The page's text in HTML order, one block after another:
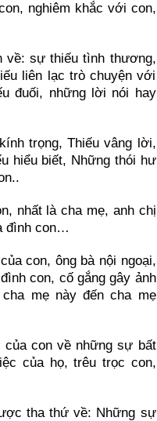
nghiêm khắc với con,
về: sự thiếu tình thương,
liên lạc trò chuyện với
đuối, những lời nói hay
trọng, Thiếu vâng lời,
hiểu biết, Những thói hư
nhất là cha mẹ, anh chị
đình con…
con, ông bà nội ngoại,
con, cố gắng gây ảnh
mẹ này đến cha mẹ
con về những sự bất
của họ, trêu trọc con,
tha thứ về: Những sự